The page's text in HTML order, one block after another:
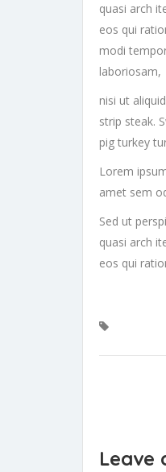
quasi arch
eos qui
modi
laboriosam,
nisi ut
strip steak.
pig turkey
Lorem
amet sem
Sed ut
quasi arch
eos qui
Leave